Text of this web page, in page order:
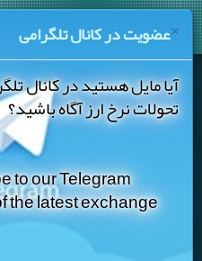
| فروش نقدی ×عضویت در کانال تلگرامی
آیا مایل هستید در کانال
تحولات نرخ ارز آگاه باشید؟
to our Telegram
the latest exchange